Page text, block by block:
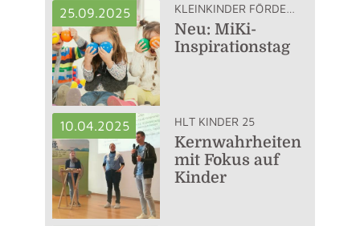
25.09.2025 KLEINKINDER FÖRDERN
Neu: MiKi-
Inspirationstag
10.04.2025 HLT KINDER 25
Kernwahrheiten
mit Fokus auf
Kinder